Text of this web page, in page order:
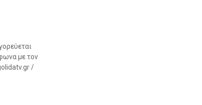
με τον
/